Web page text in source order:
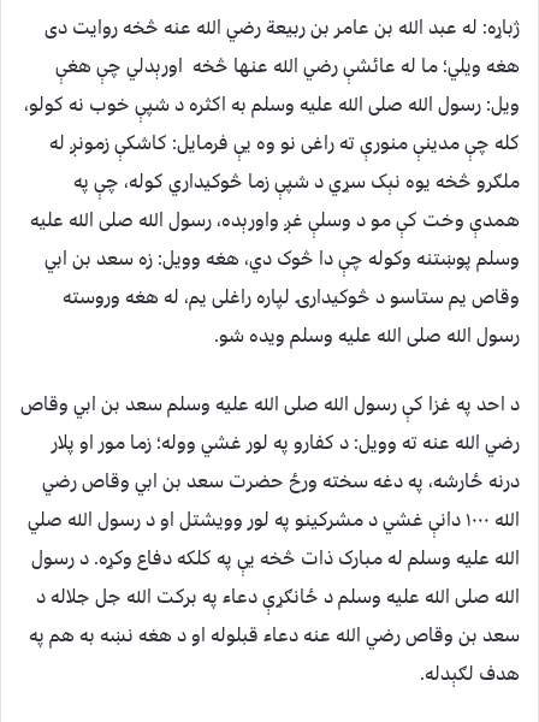
ژباړه: له عبد الله بن عامر بن ربیعة رضي الله عنه څخه روایت دی
هغه ویلي؛ ما له عائشې رضي الله عنها څخه اورېدلي چې هغې
ویل: رسول الله صلی الله علیه وسلم به اکثره د شپې خوب نه کولو،
کله چې مدینې منورې ته راغی نو وه یې فرمایل: کاشکې زمونږ له
ملګرو څخه یوه نېک سړي د شپې زما څوکیداري کوله، چې په
همدې وخت کې مو د وسلې غږ واورېده، رسول الله صلی الله علیه
وسلم پوښتنه وکوله چې دا څوک دي، هغه وویل: زه سعد بن ابي
وقاص یم ستاسو د څوکیدارۍ لپاره راغلی یم، له هغه وروسته
رسول الله صلی الله علیه وسلم ویده شو.
د احد په غزا کې رسول الله صلی الله علیه وسلم سعد بن ابي وقاص
رضي الله عنه ته وویل: د کفارو په لور غشي ووله؛ زما مور او پلار
درنه ځارشه، په دغه سخته ورځ حضرت سعد بن ابي وقاص رضي
الله ۱۰۰۰ دانې غشي د مشرکینو په لور وویشتل او د رسول الله صلي
الله علیه وسلم له مبارک ذات څخه یې په کلکه دفاع وکړه. د رسول
الله صلی الله علیه وسلم د ځانګړې دعاء په برکت الله جل جلاله د
سعد بن وقاص رضي الله عنه دعاء قبلوله او د هغه نښه به هم په
هدف لګېدله.